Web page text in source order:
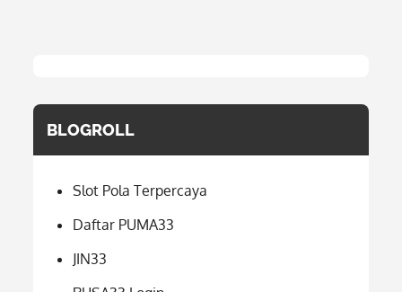
BLOGROLL
Slot Pola Terpercaya
Daftar PUMA33
JIN33